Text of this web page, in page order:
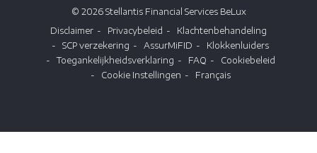
© 2026 Stellantis Financial Services BeLux
Disclaimer
Privacybeleid
Klachtenbehandeling
SCP verzekering
AssurMiFID
Klokkenluiders
Toegankelijkheidsverklaring
FAQ
Cookiebeleid
Cookie Instellingen
Français